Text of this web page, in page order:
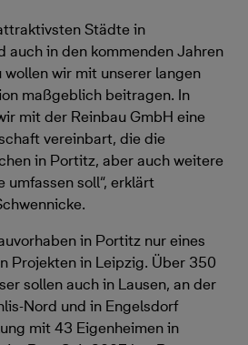
Städte in
auch in den kommenden Jahren
wir mit unserer langen
maßgeblich beitragen. In
mit der Reinbau GmbH eine
vereinbart, die die
in Portitz, aber auch weitere
umfassen soll“, erklärt
in Portitz nur eines
Projekten in Leipzig. Über 350
sollen auch in Lausen, an der
Nord und in Engelsdorf
mit 43 Eigenheimen in